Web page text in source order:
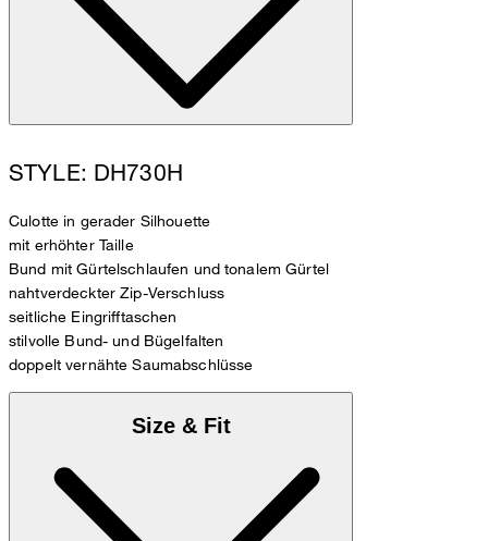
STYLE: DH730H
Culotte in gerader Silhouette
mit erhöhter Taille
Bund mit Gürtelschlaufen und tonalem Gürtel
nahtverdeckter Zip-Verschluss
seitliche Eingrifftaschen
stilvolle Bund- und Bügelfalten
doppelt vernähte Saumabschlüsse
Size & Fit